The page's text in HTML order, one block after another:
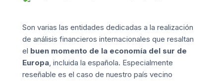
Son varias las entidades dedicadas a la realización
de análisis financieros internacionales que resaltan
el buen momento de la economía del sur de
Europa, incluida la española. Especialmente
reseñable es el caso de nuestro país vecino